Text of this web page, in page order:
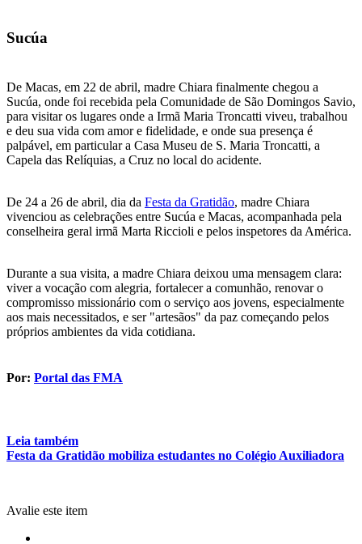
Sucúa
De Macas, em 22 de abril, madre Chiara finalmente chegou a
Sucúa, onde foi recebida pela Comunidade de São Domingos Savio,
para visitar os lugares onde a Irmã Maria Troncatti viveu, trabalhou
e deu sua vida com amor e fidelidade, e onde sua presença é
palpável, em particular a Casa Museu de S. Maria Troncatti, a
Capela das Relíquias, a Cruz no local do acidente.
De 24 a 26 de abril, dia da Festa da Gratidão, madre Chiara
vivenciou as celebrações entre Sucúa e Macas, acompanhada pela
conselheira geral irmã Marta Riccioli e pelos inspetores da América.
Durante a sua visita, a madre Chiara deixou uma mensagem clara:
viver a vocação com alegria, fortalecer a comunhão, renovar o
compromisso missionário com o serviço aos jovens, especialmente
aos mais necessitados, e ser "artesãos" da paz começando pelos
próprios ambientes da vida cotidiana.
Por: Portal das FMA
Leia também
Festa da Gratidão mobiliza estudantes no Colégio Auxiliadora
Avalie este item